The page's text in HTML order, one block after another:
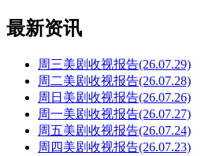
最新资讯
周三美剧收视报告(26.07.29)
周二美剧收视报告(26.07.28)
周日美剧收视报告(26.07.26)
周一美剧收视报告(26.07.27)
周五美剧收视报告(26.07.24)
周四美剧收视报告(26.07.23)